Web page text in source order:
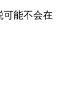
可能不会在